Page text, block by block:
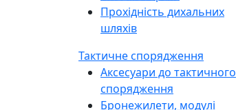
Прохідність дихальних
шляхів
Тактичне спорядження
Аксесуари до тактичного
спорядження
Бронежилети, модулі